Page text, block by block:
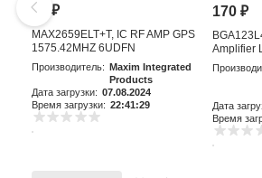
81₽
MAX2659ELT+T, IC RF AMP GPS
1575.42MHZ 6UDFN
Производитель:
Maxim Integrated
Products
Дата загрузки: 07.08.2024
Время загрузки: 22:41:29
170₽
Amplifier
MHz, 4-
Дата
Время